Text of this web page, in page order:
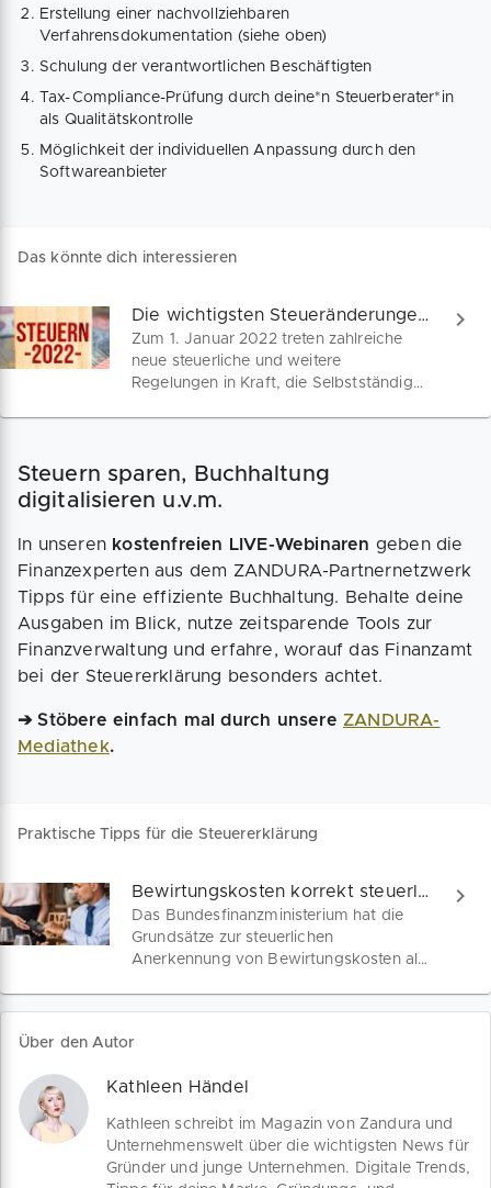
Erstellung einer nachvollziehbaren
Verfahrensdokumentation (siehe oben)
Schulung der verantwortlichen Beschäftigten
Tax-Compliance-Prüfung durch deine*n Steuerberater*in
als Qualitätskontrolle
Möglichkeit der individuellen Anpassung durch den
Softwareanbieter
Das könnte dich interessieren
Die wichtigsten Steueränderungen 2022
Zum 1. Januar 2022 treten zahlreiche
neue steuerliche und weitere
Regelungen in Kraft, die Selbstständige
Investitionen u.v.m. – In unserem
Überblick findest du die wichtigsten
alphabetisch sortiert.
Steuern sparen, Buchhaltung
digitalisieren u.v.m.
In unseren kostenfreien LIVE-Webinaren geben die
Finanzexperten aus dem ZANDURA-Partnernetzwerk
Tipps für eine effiziente Buchhaltung. Behalte deine
Ausgaben im Blick, nutze zeitsparende Tools zur
Finanzverwaltung und erfahre, worauf das Finanzamt
bei der Steuererklärung besonders achtet.
➔ Stöbere einfach mal durch unsere ZANDURA-
Mediathek.
Praktische Tipps für die Steuererklärung
Bewirtungskosten korrekt steuerlich absetzen
Das Bundesfinanzministerium hat die
Grundsätze zur steuerlichen
Anerkennung von Bewirtungskosten als
wie die angemessene Höhe
betrieblicher Bewirtungskosten definiert
Über den Autor
Kathleen Händel
Kathleen schreibt im Magazin von Zandura und
Unternehmenswelt über die wichtigsten News für
Gründer und junge Unternehmen. Digitale Trends,